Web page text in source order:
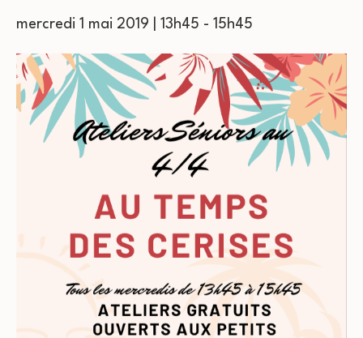
mercredi 1 mai 2019 | 13h45 - 15h45